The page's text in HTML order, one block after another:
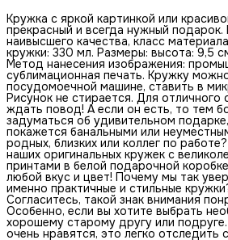
Кружка с яркой картинкой или
прекрасный и всегда нужный подарок.
наивысшего качества, класс
кружки: 330 мл. Размеры: высота: 9,5
Метод нанесения изображения:
сублимационная печать. Кружку
посудомоечной машине, ставить в
Рисунок не стирается. Для отличного
ждать повод! А если он есть, то тем
задуматься об удивительном
покажется банальными или
родных, близких или коллег по
наших оригинальных кружек с
принтами в белой подарочной
любой вкус и цвет! Почему мы так
именно практичные и стильные
Согласитесь, такой знак внимания
Особенно, если вы хотите выбрать
хорошему старому другу или
очень нравятся, это легко отследить